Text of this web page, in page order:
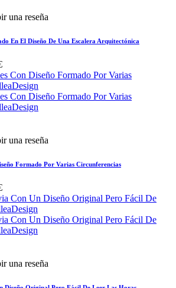
una reseña
En El Diseño De Una Escalera Arquitectónica
una reseña
Formado Por Varias Circunferencias
una reseña